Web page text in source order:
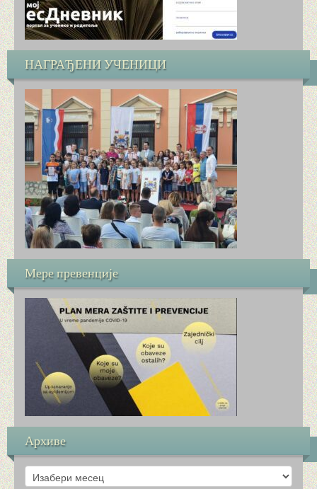
НЕМАЧКИ ЈЕЗИК
ШАХ
МАЛЕ ОЛИМПИЈСКЕ ИГРЕ (МОИ)
СЛОБОДНЕ НАСТАВНЕ АКТИВНОСТИ (СНА)
РАСПОРЕД ЧАСОВА И ЗВОНА
СЛОБОДНО ВРЕМЕ ЗА РАЗГОВОРЕ СА
ИНФОРМАТОР
УПИС У ПРВИ РАЗРЕД
ЗАВРШНИ ИСПИТ И УПИС У СРЕДЊУ ШКОЛУ
КОНТАКТ
КОЛЕКТИВ
НАСТАВНИЦИ РАЗРЕДНЕ НАСТАВЕ
НАСТАВНИЦИ ПРЕДМЕТНЕ НАСТАВЕ
СТРУЧНИ САРАДНИЦИ
НАГРАЂЕНИ УЧЕНИЦИ
Мере превенције
Архиве
Архиве